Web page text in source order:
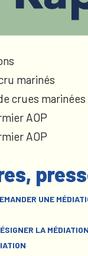
marinés
crues marinées
AOP
AOP
UNE
LA